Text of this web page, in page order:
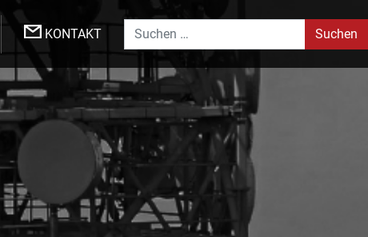
KONTAKT Suche nach: